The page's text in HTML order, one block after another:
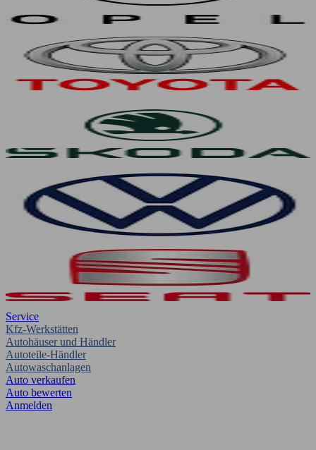
Service
Kfz-Werkstätten
Autohäuser und Händler
Autoteile-Händler
Autowaschanlagen
Auto verkaufen
Auto bewerten
Anmelden